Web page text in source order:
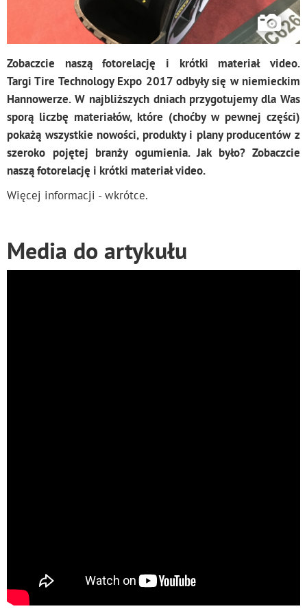
Zobaczcie naszą fotorelację i krótki materiał video.
Targi Tire Technology Expo 2017 odbyły się w niemieckim
Hannowerze. W najbliższych dniach przygotujemy dla Was
sporą liczbę materiałów, które (choćby w pewnej części)
pokażą wszystkie nowości, produkty i plany producentów z
szeroko pojętej branży ogumienia. Jak było? Zobaczcie
naszą fotorelację i krótki materiał video.
Więcej informacji - wkrótce.
Media do artykułu